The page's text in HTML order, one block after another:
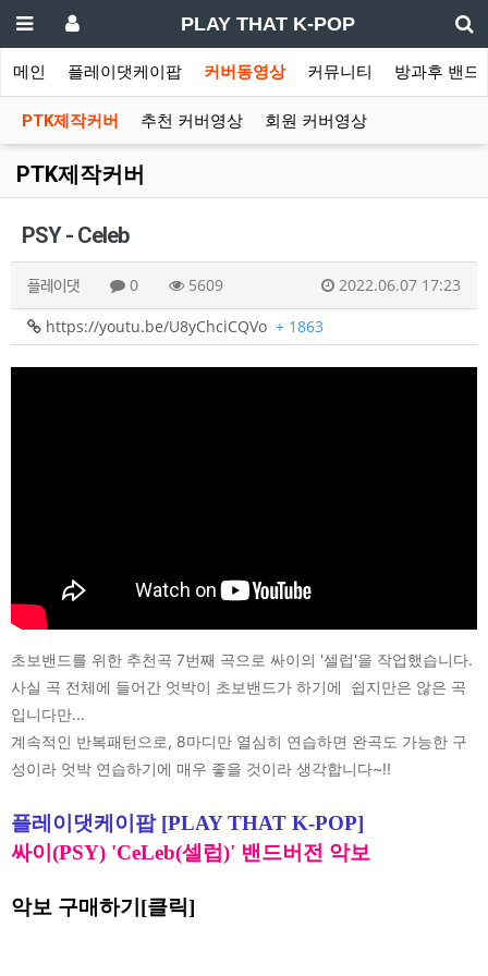
PLAY THAT K-POP
메인 플레이댓케이팝 커버동영상 커뮤니티 방과후 밴드
PTK제작커버 추천 커버영상 회원 커버영상
PTK제작커버
PSY - Celeb
플레이댓 0 5609
2022.06.07 17:23
https://youtu.be/U8yChciCQVo + 1863
초보밴드를 위한 추천곡 7번째 곡으로 싸이의 '셀럽'을 작업했습니다.
사실 곡 전체에 들어간 엇박이 초보밴드가 하기에 쉽지만은 않은 곡
입니다만...
계속적인 반복패턴으로, 8마디만 열심히 연습하면 완곡도 가능한 구
성이라 엇박 연습하기에 매우 좋을 것이라 생각합니다~!!
플레이댓케이팝 [PLAY THAT K-POP]
싸이(PSY) 'CeLeb(셀럽)' 밴드버전 악보
악보 구매하기[클릭]